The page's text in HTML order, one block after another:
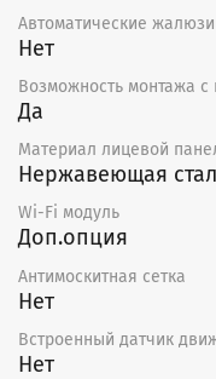
Автоматические жалюзи
Нет
Возможность монтажа
Да
Материал лицевой
Нержавеющая
Wi-Fi модуль
Доп.опция
Антимоскитная сетка
Нет
Встроенный датчик
Нет